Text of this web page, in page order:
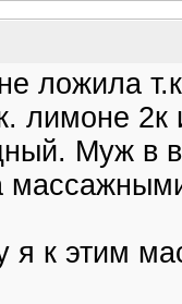
ложила
лимоне
Муж в
я к этим